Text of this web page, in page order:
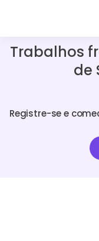
Trabalhos
de
Registre-se e